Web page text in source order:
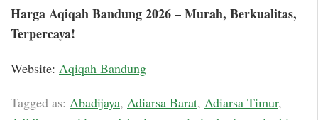
Harga Aqiqah Bandung 2026 – Murah, Berkualitas,
Terpercaya!
Website: Aqiqah Bandung
Tagged as: Abadijaya, Adiarsa Barat, Adiarsa Timur,